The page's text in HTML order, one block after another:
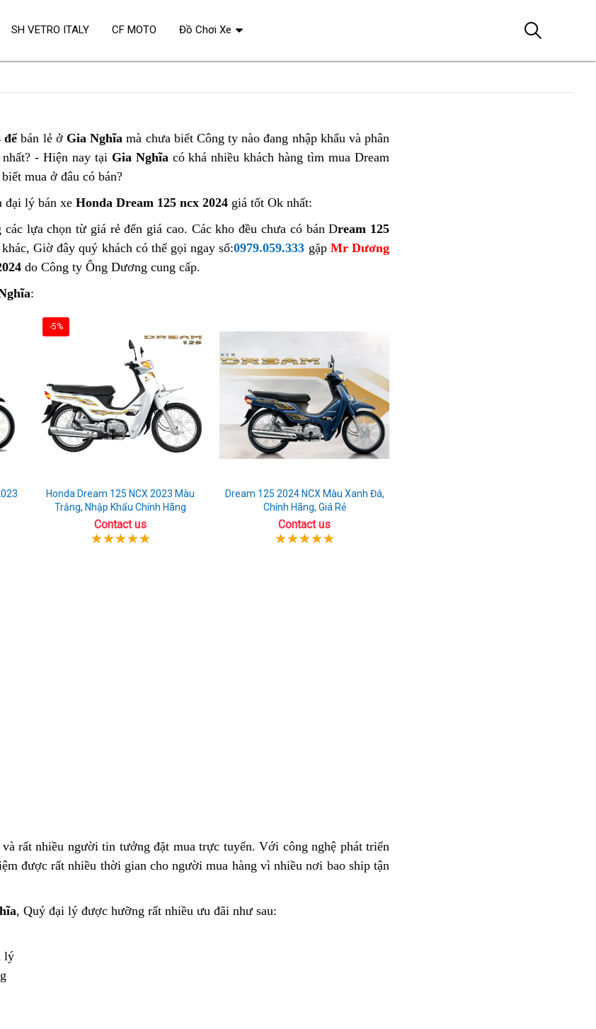
đểbán lẻ ởGia Nghĩa mà chưa biết Công ty nào đang nhập khẩu và phân
- Hiện nay tại Gia Nghĩacó khá nhiều khách hàng tìm mua Dream
mua ở đâu có bán?
đại lý bán xe Honda Dream 125 ncx 2024 giá tốt Ok nhất:
lựa chọn từ giá rẻ đến giá cao. Các kho đều chưa có bán Dream 125
Giờ đây quý khách có thể gọi ngay số:0979.059.333 gặp Mr Dương
do Công ty Ông Dương cung cấp.
:
-5%
Honda Dream 125 NCX 2023 Màu
Trắng, Nhập Khẩu Chính Hãng
Contact us
Dream 125 2024 NCX Màu Xanh Đá,
Chính Hãng, Giá Rẻ
Contact us
rất nhiều người tin tưởng đặt mua trực tuyến. Với công nghệ phát triển
được rất nhiều thời gian cho người mua hàng vì nhiều nơi bao ship tận
, Quý đại lý được hưỡng rất nhiều ưu đãi như sau:
lý
SH VETRO ITALY CF MOTO Đồ Chơi Xe